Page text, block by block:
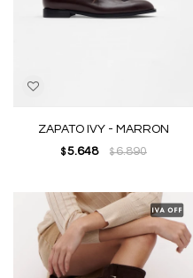
ZAPATO IVY - MARRON
$ 5.648 $6.890